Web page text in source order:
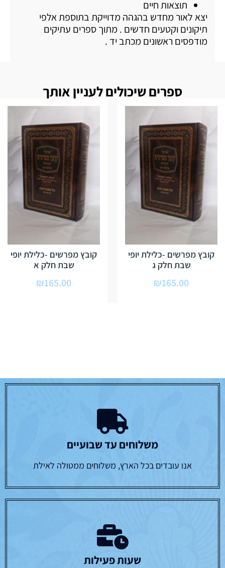
תוצאות חיים
יצא לאור מחדש בהגהה מדוייקת בתוספת אלפי
תיקונים וקטעים חדשים . מתוך ספרים עתיקים
מודפסים ראשונים מכתב יד .
ספרים שיכולים לעניין אותך
קובץ מפרשים -כלילת יופי
שבת חלק ג
₪165.00
קובץ מפרשים -כלילת יופי
שבת חלק א
₪165.00
משלוחים עד שבועיים
אנו עובדים בכל הארץ, משלוחים ממטולה לאילת
שעות פעילות